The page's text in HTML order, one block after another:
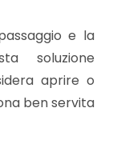
e la
soluzione
aprire o
ben servita